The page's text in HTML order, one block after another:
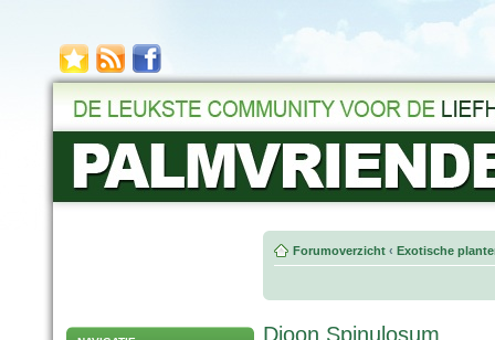
Forumoverzicht ‹ Exotische
Dioon Spinulosum